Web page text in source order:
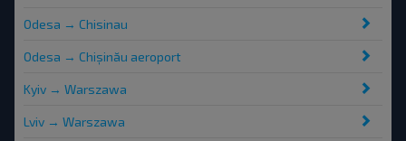
Odesa → Chisinau
Odesa → Chișinău aeroport
Kyiv → Warszawa
Lviv → Warszawa